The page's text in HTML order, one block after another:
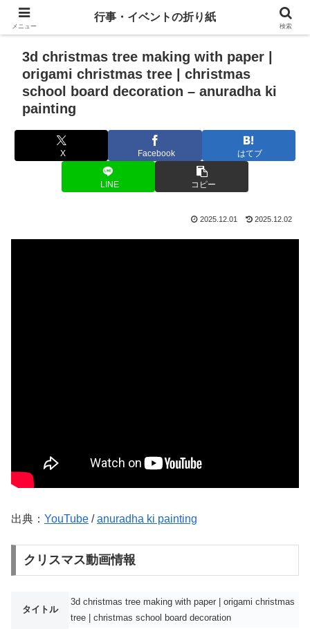
3d christmas tree making with paper |
origami christmas tree | christmas
school board decoration – anuradha ki
painting
X Facebook はてブ
LINE コピー
2025.12.01 2025.12.02
出典： YouTube /anuradha ki painting
クリスマス動画情報
タイトル
3d christmas tree making with paper | origami christmas
tree | christmas school board decoration
メニュー
行事・イベントの折り紙
検索